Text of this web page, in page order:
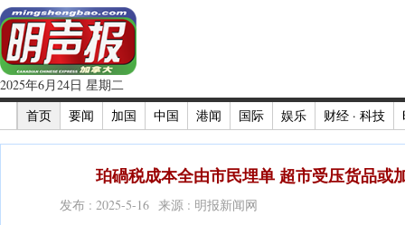
2025年6月24日 星期二
首页
要闻 加国 中国 港闻 国际 娱乐 财经 · 科技
珀碢税成本全由市民埋单 超市受压货品或
发布 : 2025-5-16 来源 : 明报新闻网